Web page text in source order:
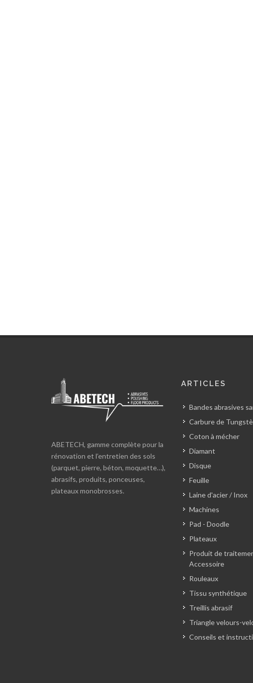
ABETECH, gamme complète pour la
rénovation et l’entretien des sols
(parquet, pierre, béton, moquette…),
abrasifs, produits, ponceuses,
plateaux monobrosses.
ARTICLES
Bandes abrasives
Carbure de
Coton à mécher
Diamant
Disque
Feuille
Laine d'acier / Inox
Machines
Pad - Doodle
Plateaux
Produit de
Accessoire
Rouleaux
Tissu synthétique
Treillis abrasif
Triangle velours-
Conseils et